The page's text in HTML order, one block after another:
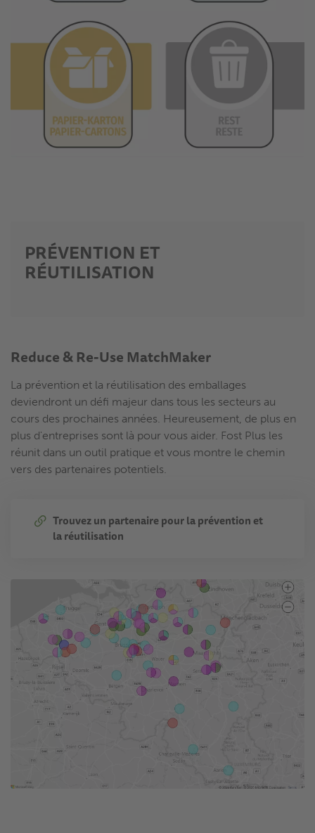
PRÉVENTION ET
RÉUTILISATION
Reduce & Re-Use MatchMaker
La prévention et la réutilisation des emballages
deviendront un défi majeur dans tous les secteurs au
cours des prochaines années. Heureusement, de plus en
plus d'entreprises sont là pour vous aider. Fost Plus les
réunit dans un outil pratique et vous montre le chemin
vers des partenaires potentiels.
Trouvez un partenaire pour la prévention et
la réutilisation